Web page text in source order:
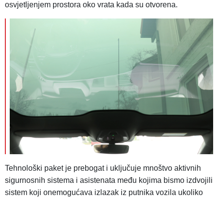
osvjetljenjem prostora oko vrata kada su otvorena.
Tehnološki paket je prebogat i uključuje mnoštvo aktivnih
sigurnosnih sistema i asistenata među kojima bismo izdvojili
sistem koji onemogućava izlazak iz putnika vozila ukoliko